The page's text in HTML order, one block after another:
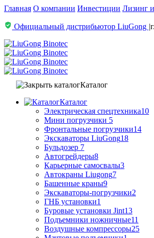
Главная О компании Инвестиции Лизинг
Официальный дистрибьютор LiuGong |
Каталог
Каталог
Электрическая спецтехника10
Мини погрузчики 5
Фронтальные погрузчики14
Экскаваторы LiuGong18
Бульдозер 7
Автогрейдеры8
Карьерные самосвалы3
Автокраны Liugong7
Башенные краны9
Экскаваторы-погрузчики2
ГНБ установки1
Буровые установки Jint13
Подъемники ножничные11
Воздушные компрессоры25